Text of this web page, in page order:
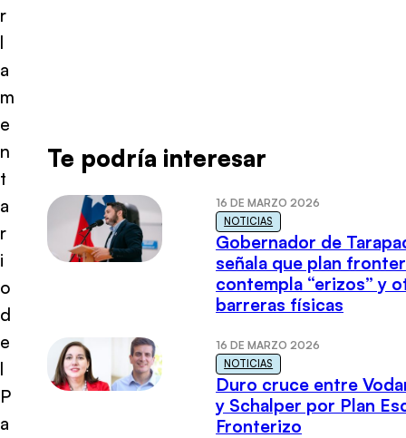
r
l
a
m
e
n
t
a
r
i
o
d
e
l
P
a
Te podría interesar
16 DE MARZO 2026
NOTICIAS
Gobernador de
señala que plan
contempla “erizos” y
barreras físicas
16 DE MARZO 2026
NOTICIAS
Duro cruce entre
y Schalper por Plan
Fronterizo